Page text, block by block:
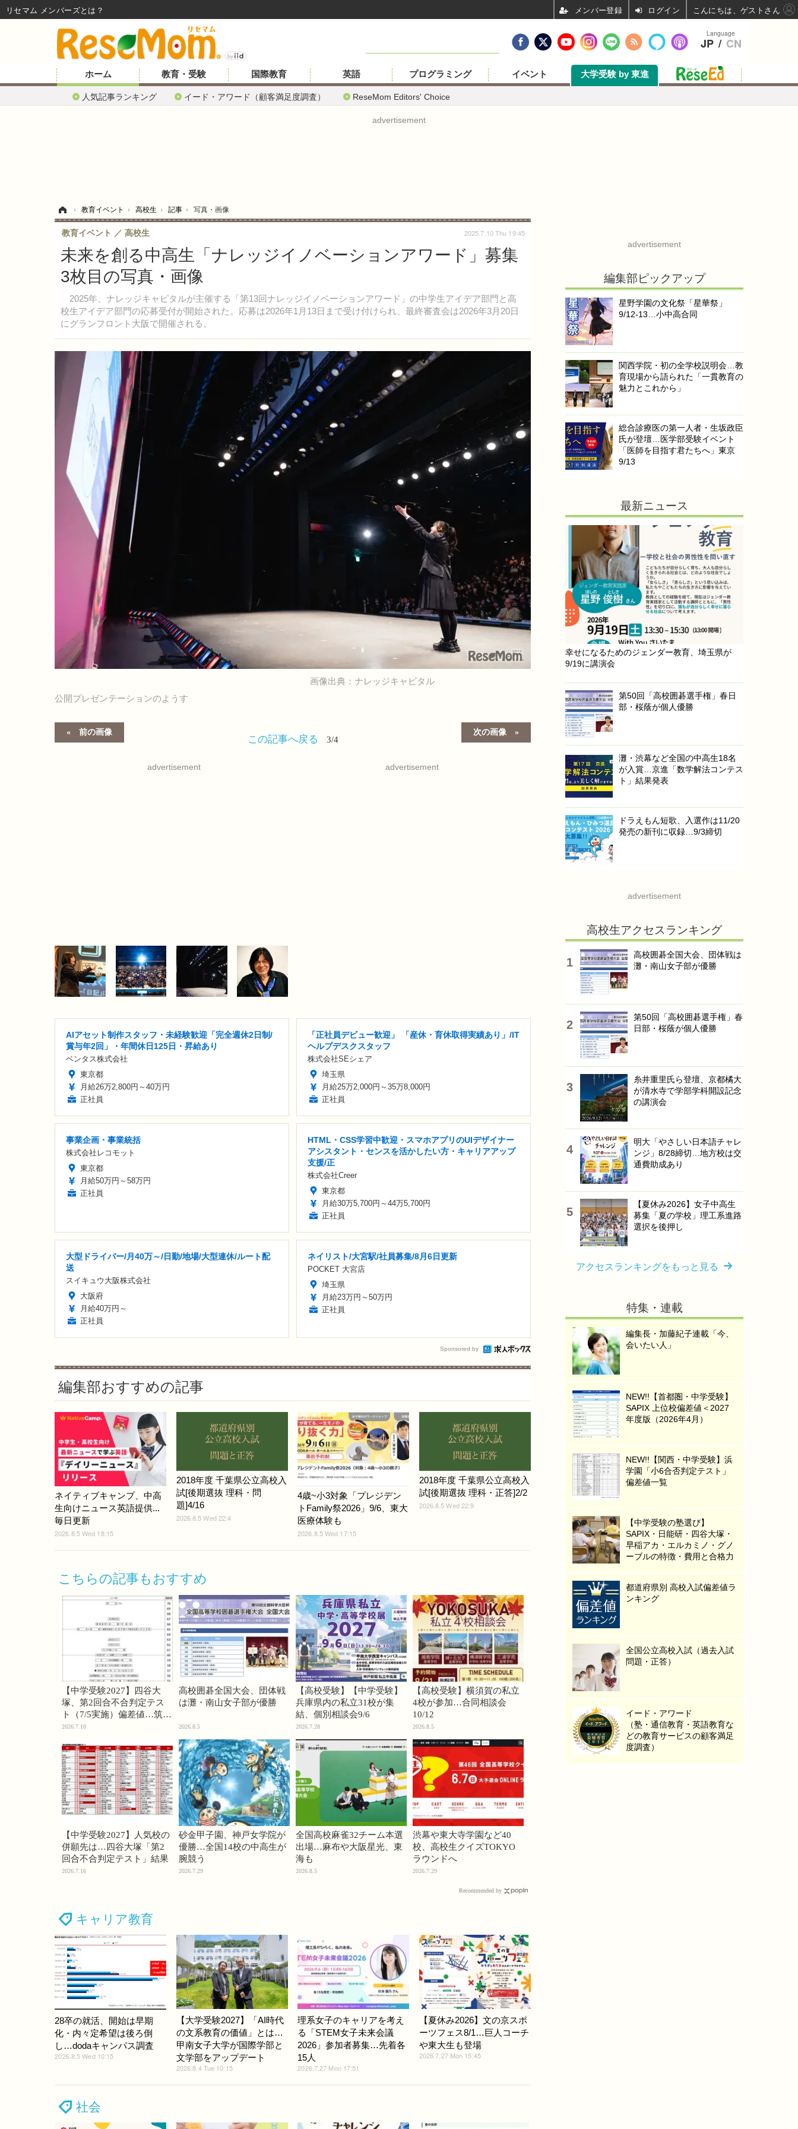
ホーム
人気記事ランキング イード・アワード（顧客満足度調査） ReseMom Editors' Choice
教育・受験 国際教育 英語 プログラミング イベント 大学受験 by 東進
advertisement
› 教育イベント › 高校生 › 記事 › 写真・画像
未来を創る中高生「ナレッジイノベーションアワード」募集
3枚目の写真・画像
2025年、ナレッジキャピタルが主催する「第13回ナレッジイノベーションアワード」の中学生アイデア部門と高
校生アイデア部門の応募受付が開始された。応募は2026年1月13日まで受け付けられ、最終審査会は2026年3月20日
にグランフロント大阪で開催される。
教育イベント 高校生 2025.7.10 Thu 19:45
画像出典：ナレッジキャピタル
公開プレゼンテーションのようす
前の画像 次の画像
この記事へ戻る 3/4
advertisement advertisement
AIアセット制作スタッフ・未経験歓迎「完全週休2日制/
賞与年2回」・年間休日125日・昇給あり
ベンタス株式会社
東京都
月給26万2,800円～40万円
正社員
「正社員デビュー歓迎」 「産休・育休取得実績あり」/IT
ヘルプデスクスタッフ
株式会社SEシェア
埼玉県
月給25万2,000円～35万8,000円
正社員
事業企画・事業統括
株式会社レコモット
東京都
月給50万円～58万円
正社員
HTML・CSS学習中歓迎・スマホアプリのUIデザイナー
アシスタント・センスを活かしたい方・キャリアアップ
支援/正
株式会社Creer
東京都
月給30万5,700円～44万5,700円
正社員
大型ドライバー/月40万～/日勤/地場/大型連休/ルート配
送
スイキュウ大阪株式会社
大阪府
月給40万円～
正社員
ネイリスト/大宮駅/社員募集/8月6日更新
POCKET 大宮店
埼玉県
月給23万円～50万円
正社員
Sponsored by
編集部おすすめの記事
ネイティブキャンプ、中高
生向けニュース英語提供...
毎日更新
2026.8.5 Wed 18:15
2018年度 千葉県公立高校入
試[後期選抜 理科・問
題]4/16
2026.8.5 Wed 22:4
4歳~小3対象「プレジデン
トFamily祭2026」9/6、東大
医療体験も
2026.8.5 Wed 17:15
2018年度 千葉県公立高校入
試[後期選抜 理科・正答]2/2
2026.8.5 Wed 22:9
こちらの記事もおすすめ
【中学受験2027】四谷大
塚、第2回合不合判定テス
ト（7/5実施）偏差値…筑駒
74・桜蔭70＜PR＞
2026.7.10
高校囲碁全国大会、団体戦
は灘・南山女子部が優勝
2026.8.5
【高校受験】【中学受験】
兵庫県内の私立31校が集
結、個別相談会9/6
2026.7.28
【高校受験】横須賀の私立
4校が参加…合同相談会
10/12
2026.8.5
【中学受験2027】人気校の
併願先は…四谷大塚「第2
回合不合判定テスト」結果
2026.7.16
砂金甲子園、神戸女学院が
優勝…全国14校の中高生が
腕競う
2026.7.29
全国高校麻雀32チーム本選
出場…麻布や大阪星光、東
海も
2026.8.5
渋幕や東大寺学園など40
校、高校生クイズTOKYO
ラウンドへ
2026.7.29
Recommended by
キャリア教育
28卒の就活、開始は早期
化・内々定希望は後ろ倒
し…dodaキャンパス調査
2026.8.5 Wed 10:15
【大学受験2027】「AI時代
の文系教育の価値」とは…
甲南女子大学が国際学部と
文学部をアップデート
2026.8.4 Tue 10:15
理系女子のキャリアを考え
る「STEM女子未来会議
2026」参加者募集…先着各
15人
2026.7.27 Mon 17:51
【夏休み2026】文の京スポ
ーツフェス8/1…巨人コーチ
や東大生も登場
2026.7.27 Mon 15:45
社会
advertisement
編集部ピックアップ
星野学園の文化祭「星華祭」
9/12-13…小中高合同
関西学院・初の全学校説明会…教
育現場から語られた「一貫教育の
魅力とこれから」
総合診療医の第一人者・生坂政臣
氏が登壇…医学部受験イベント
「医師を目指す君たちへ」東京
9/13
最新ニュース
幸せになるためのジェンダー教育、埼玉県が
9/19に講演会
第50回「高校囲碁選手権」春日
部・桜蔭が個人優勝
灘・渋幕など全国の中高生18名
が入賞…京進「数学解法コンテス
ト」結果発表
ドラえもん短歌、入選作は11/20
発売の新刊に収録…9/3締切
advertisement
高校生アクセスランキング
高校囲碁全国大会、団体戦は
灘・南山女子部が優勝
第50回「高校囲碁選手権」春
日部・桜蔭が個人優勝
糸井重里氏ら登壇、京都橘大
が清水寺で学部学科開設記念
の講演会
明大「やさしい日本語チャレ
ンジ」8/28締切…地方校は交
通費助成あり
【夏休み2026】女子中高生
募集「夏の学校」理工系進路
選択を後押し
アクセスランキングをもっと見る
特集・連載
編集長・加藤紀子連載「今、
会いたい人」
NEW!!【首都圏・中学受験】
SAPIX 上位校偏差値＜2027
年度版（2026年4月）
NEW!!【関西・中学受験】浜
学園「小6合否判定テスト」
偏差値一覧
【中学受験の塾選び】
SAPIX・日能研・四谷大塚・
早稲アカ・エルカミノ・グノ
ーブルの特徴・費用と合格力
都道府県別 高校入試偏差値ラ
ンキング
全国公立高校入試（過去入試
問題・正答）
イード・アワード
（塾・通信教育・英語教育な
どの教育サービスの顧客満足
度調査）
Language
JP / CN
リセマム メンバーズ ログイン こんにちは、ゲストさん